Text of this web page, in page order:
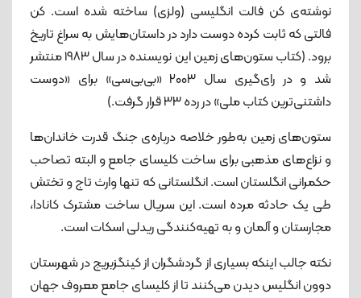
نوشته‌ی کن فالت انگلیسی (ولزی) ساخته شده است. کن
فالتی که ثابت کرده دوست دارد در داستان‌هایش به سراغ تاریخ
برود. (کتاب ستون‌های زمین این نویسنده در سال ۱۹۸۳ منتشر
شد و در رای‌گیری سال ۲۰۰۳ «بی‌بی‌سی» برای «دوست
داشتنی‌ترین کتاب ملی» در رده ۳۳ قرار گرفت.)
ستون‌های زمین به‌طور خلاصه درباره‌ی جنگ قدرت خاندان‌ها
و نزاع‌های مذهبی برای ساخت کلیسای جامع و البته تصاحب
حکمرانی انگلستان است. انگلستانی که تنها وارث تاج و تختش
طی یک حادثه مرده است. این سریال ساخت مشترک کانادا،
مجارستان و آلمان و به تهیه‌کنندگی ریدلی اسکات است.
نکته جالب اینکه بسیاری از گردشگران از کینگزبریج در شهرستان
دوون انگلیس دیدن می‌کنند تا از کلیسای جامع معروف جهان